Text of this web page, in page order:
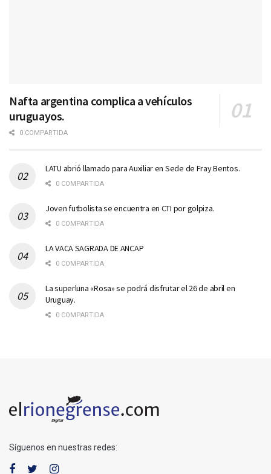
Nafta argentina complica a vehículos
uruguayos.
0 COMPARTIDA
LATU abrió llamado para Auxiliar en Sede de Fray Bentos.
0 COMPARTIDA
Joven futbolista se encuentra en CTI por golpiza.
0 COMPARTIDA
LA VACA SAGRADA DE ANCAP
0 COMPARTIDA
La superluna «Rosa» se podrá disfrutar el 26 de abril en
Uruguay.
0 COMPARTIDA
Síguenos en nuestras redes: